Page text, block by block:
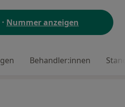
Nummer anzeigen
Behandler:innen